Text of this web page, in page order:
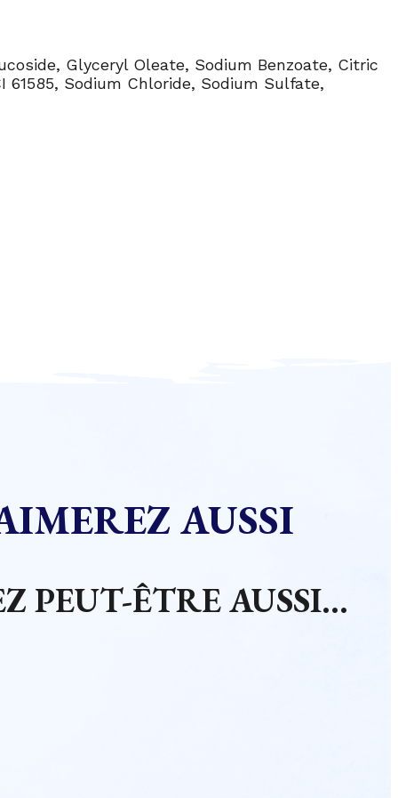
Glyceryl Oleate, Sodium Benzoate, Citric
Sodium Chloride, Sodium Sulfate,
AUSSI
PEUT-ÊTRE AUSSI…